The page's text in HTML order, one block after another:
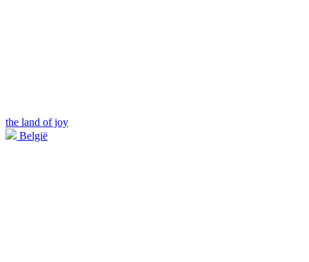
the land of joy
België